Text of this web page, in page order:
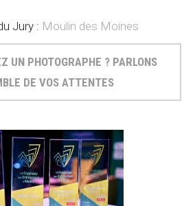
Jury : Moulin des Moines
UN PHOTOGRAPHE ? PARLONS
DE VOS ATTENTES